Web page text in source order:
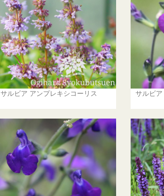
サルビア アンプレキシコーリス サルビア